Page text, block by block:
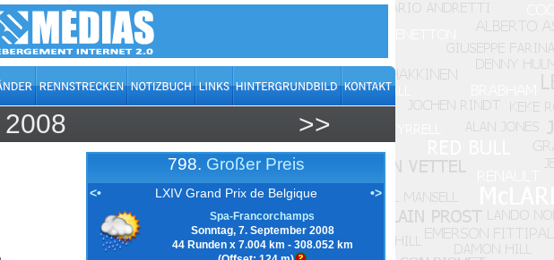
2008 >>
798. Großer Preis
<• LXIV Grand Prix de Belgique •>
Spa-Francorchamps
Sonntag, 7. September 2008
44 Runden x 7.004 km - 308.052 km